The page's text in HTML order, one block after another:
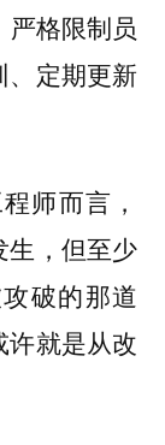
严格限制员
、定期更新
师而言，
生，但至少
破的那道
许就是从改